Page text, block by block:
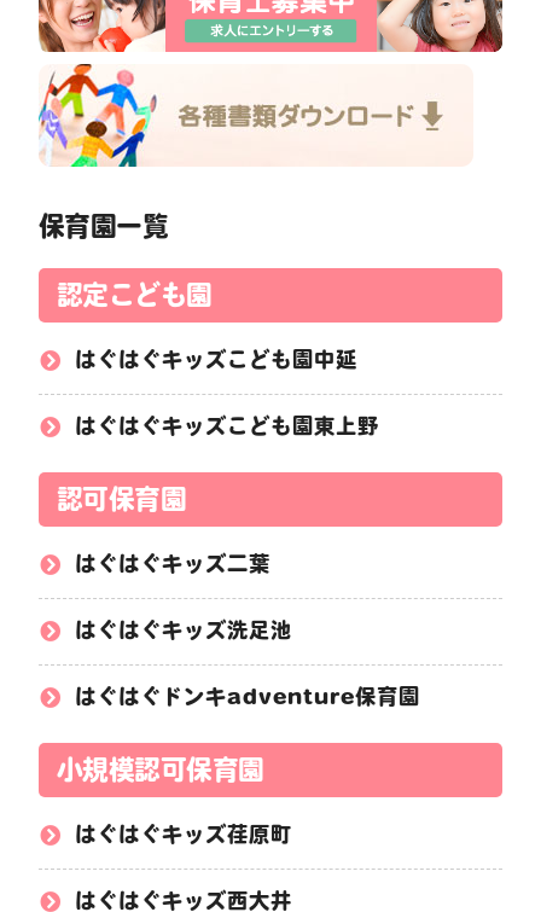
保育園一覧
認定こども園
はぐはぐキッズこども園中延
はぐはぐキッズこども園東上野
認可保育園
はぐはぐキッズ二葉
はぐはぐキッズ洗足池
はぐはぐドンキadventure保育園
小規模認可保育園
はぐはぐキッズ荏原町
はぐはぐキッズ西大井